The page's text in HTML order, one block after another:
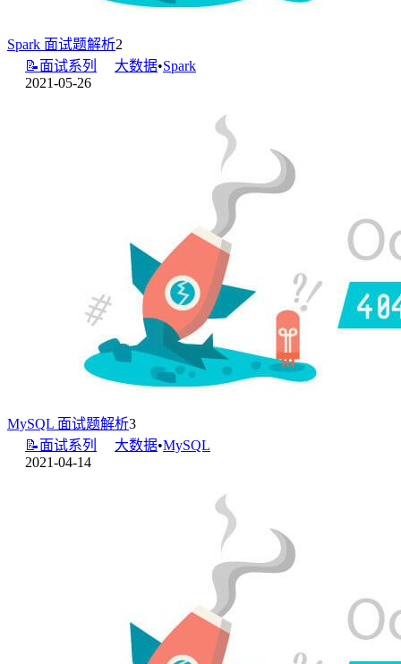
Spark 面试题解析2
📝面试系列
大数据•Spark
2021-05-26
MySQL 面试题解析3
📝面试系列
大数据•MySQL
2021-04-14